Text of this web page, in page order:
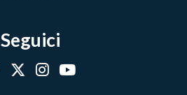
Seguici